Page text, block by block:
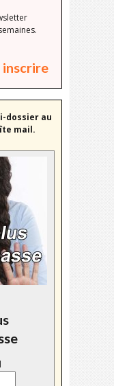
inscrire
dossier au
mail.